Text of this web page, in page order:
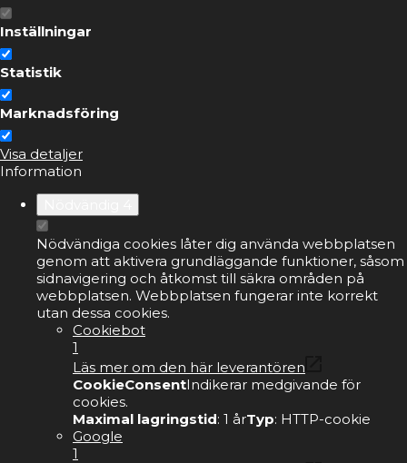
Inställningar
Statistik
Marknadsföring
Visa detaljer
Information
Nödvändiga cookies låter dig använda webbplatsen
genom att aktivera grundläggande funktioner, såsom
sidnavigering och åtkomst till säkra områden på
webbplatsen. Webbplatsen fungerar inte korrekt
utan dessa cookies.
Cookiebot
1
Läs mer om den här leverantören
CookieConsentIndikerar medgivande för
cookies.
Maximal lagringstid: 1 årTyp: HTTP-cookie
Google
1